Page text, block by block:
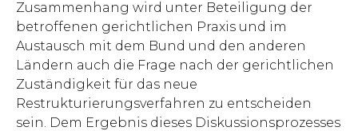
Zusammenhang wird unter Beteiligung der
betroffenen gerichtlichen Praxis und im
Austausch mit dem Bund und den anderen
Ländern auch die Frage nach der gerichtlichen
Zuständigkeit für das neue
Restrukturierungsverfahren zu entscheiden
sein. Dem Ergebnis dieses Diskussionsprozesses